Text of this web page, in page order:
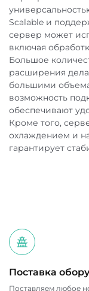
Scalable и
сервер может
включая
Большое
расширения
большими
возможность
обеспечивают
Кроме того,
охлаждением и
гарантирует
По Москве и
В регионы РФ:
Поставка
Поставляем любое